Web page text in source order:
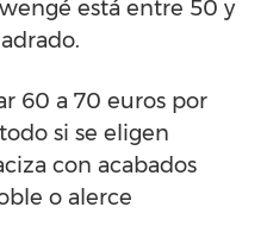
está entre 50 y
60 a 70 euros por
si se eligen
con acabados
o alerce